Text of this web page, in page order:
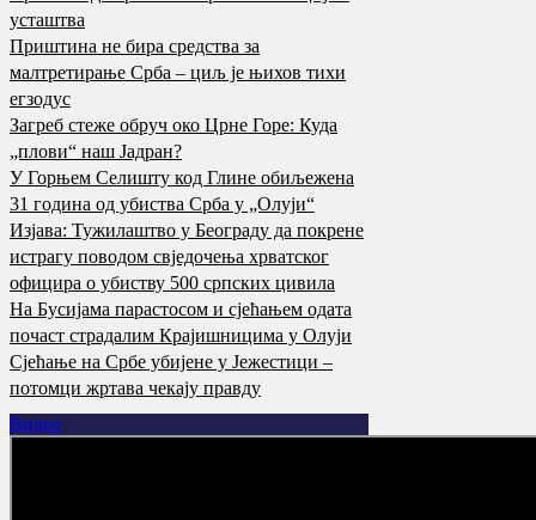
усташтва
Приштина не бира средства за
малтретирање Срба – циљ је њихов тихи
егзодус
Загреб стеже обруч око Црне Горе: Куда
„плови“ наш Јадран?
У Горњем Селишту код Глине обиљежена
31 година од убиства Срба у „Олуји“
Изјава: Тужилаштво у Београду да покрене
истрагу поводом свједочења хрватског
официра о убиству 500 српских цивила
На Бусијама парастосом и сјећањем одата
почаст страдалим Крајишницима у Олуји
Сјећање на Србе убијене у Јежестици –
потомци жртава чекају правду
Видео